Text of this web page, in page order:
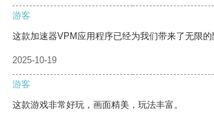
游客
这款加速器VPM应用程序已经为我们带来了无限的
2025-10-19
游客
这款游戏非常好玩，画面精美，玩法丰富。